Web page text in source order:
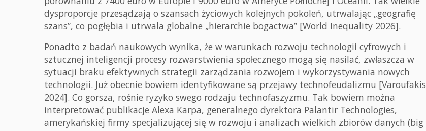
dysproporcje przesądzają o szansach życiowych kolejnych pokoleń, utrwalając „geografię
szans”, co pogłębia i utrwala globalne „hierarchie bogactwa” [World Inequality 2026].
Ponadto z badań naukowych wynika, że w warunkach rozwoju technologii cyfrowych i
sztucznej inteligencji procesy rozwarstwienia społecznego mogą się nasilać, zwłaszcza w
sytuacji braku efektywnych strategii zarządzania rozwojem i wykorzystywania nowych
technologii. Już obecnie bowiem identyfikowane są przejawy technofeudalizmu [Varoufakis
2024]. Co gorsza, rośnie ryzyko swego rodzaju technofaszyzmu. Tak bowiem można
interpretować publikacje Alexa Karpa, generalnego dyrektora Palantir Technologies,
amerykańskiej firmy specjalizującej się w rozwoju i analizach wielkich zbiorów danych (big